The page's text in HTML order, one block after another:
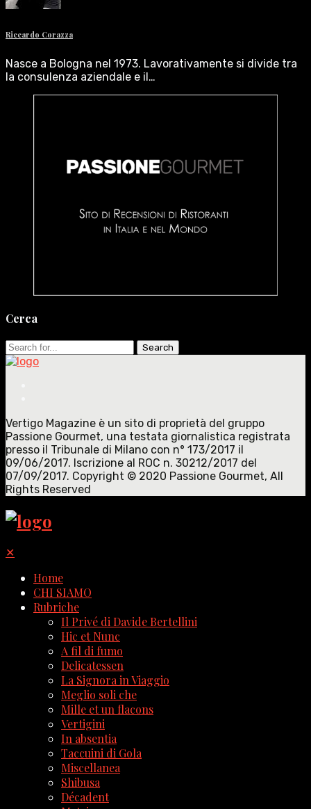
Riccardo Corazza
Nasce a Bologna nel 1973. Lavorativamente si divide tra
la consulenza aziendale e il…
Cerca
Search
for:
Vertigo Magazine è un sito di proprietà del gruppo
Passione Gourmet, una testata giornalistica registrata
presso il Tribunale di Milano con n° 173/2017 il
09/06/2017. Iscrizione al ROC n. 30212/2017 del
07/09/2017. Copyright © 2020 Passione Gourmet, All
Rights Reserved
✕
Home
CHI SIAMO
Rubriche
Il Privé di Davide Bertellini
Hic et Nunc
A fil di fumo
Delicatessen
La Signora in Viaggio
Meglio soli che
Mille et un flacons
Vertigini
In absentia
Taccuini di Gola
Miscellanea
Shibusa
Décadent